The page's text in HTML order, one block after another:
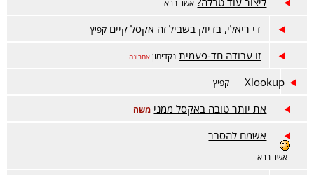
אשר ברא
די ריאלי, בדיוק בשביל זה אקסל קיים קפיץ
זו עבודה חד-פעמית נקדימון אחרונה
Xlookup קפיץ
את יותר טובה באקסל ממני משה
אשמח להסבר
אשר ברא